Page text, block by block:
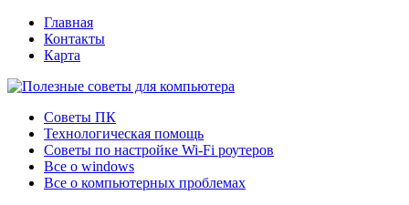
Главная
Контакты
Карта
Советы ПК
Технологическая помощь
Советы по настройке Wi-Fi роутеров
Все о windows
Все о компьютерных проблемах